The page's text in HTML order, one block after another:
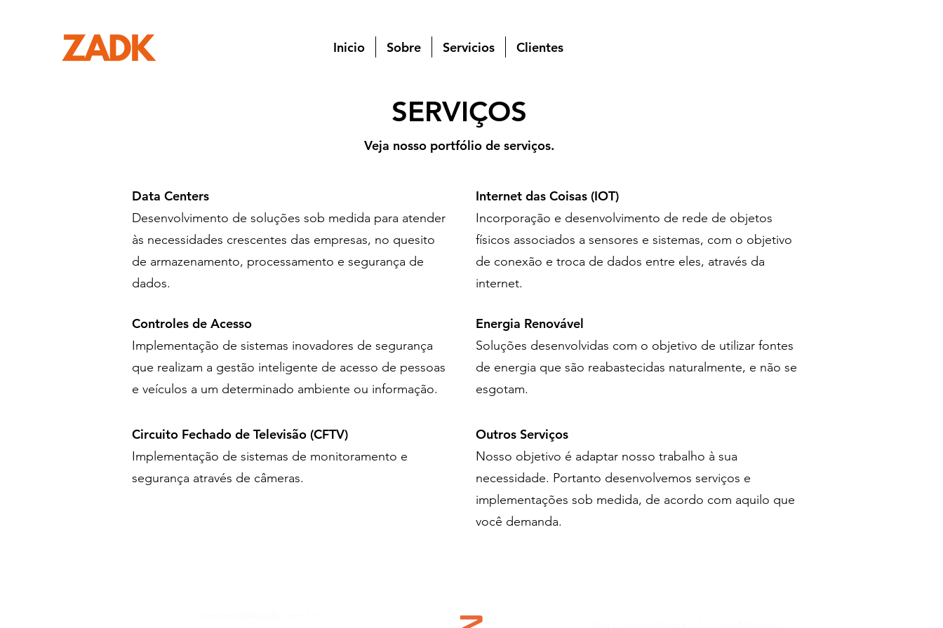
Inicio Sobre Servicios Clientes
SERVIÇOS
Veja nosso portfólio de serviços.
Data Centers
Desenvolvimento de soluções sob medida para atender
às necessidades crescentes das empresas, no quesito
de armazenamento, processamento e segurança de
dados.
Controles de Acesso
Implementação de sistemas inovadores de segurança
que realizam a gestão inteligente de acesso de pessoas
e veículos a um determinado ambiente ou informação.
Circuito Fechado de Televisão (CFTV)
Implementação de sistemas de monitoramento e
segurança através de câmeras.
Internet das Coisas (IOT)
Incorporação e desenvolvimento de rede de objetos
físicos associados a sensores e sistemas, com o objetivo
de conexão e troca de dados entre eles, através da
internet.
Energia Renovável
Soluções desenvolvidas com o objetivo de utilizar fontes
de energia que são reabastecidas naturalmente, e não se
esgotam.
Outros Serviços
Nosso objetivo é adaptar nosso trabalho à sua
necessidade. Portanto desenvolvemos serviços e
implementações sob medida, de acordo com aquilo que
você demanda.